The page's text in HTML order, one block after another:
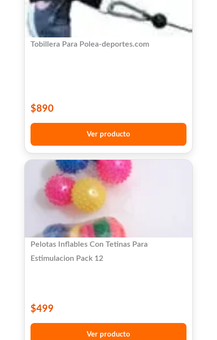
Tobillera Para Polea-deportes.com
$890
Ver producto
Pelotas Inflables Con Tetinas Para
Estimulacion Pack 12
$499
Ver producto